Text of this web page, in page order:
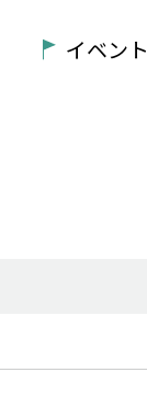
イベント